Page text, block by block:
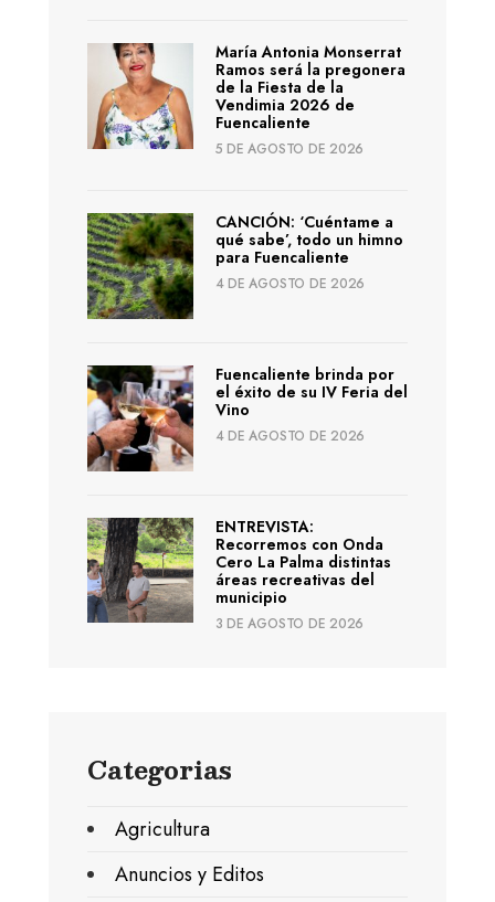
María Antonia Monserrat
Ramos será la pregonera
de la Fiesta de la
Vendimia 2026 de
Fuencaliente
5 DE AGOSTO DE 2026
CANCIÓN: ‘Cuéntame a
qué sabe’, todo un himno
para Fuencaliente
4 DE AGOSTO DE 2026
Fuencaliente brinda por
el éxito de su IV Feria del
Vino
4 DE AGOSTO DE 2026
ENTREVISTA:
Recorremos con Onda
Cero La Palma distintas
áreas recreativas del
municipio
3 DE AGOSTO DE 2026
Categorias
Agricultura
Anuncios y Editos